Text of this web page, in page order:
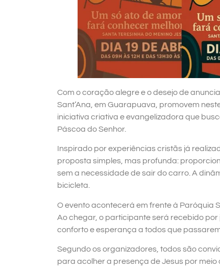
Com o coração alegre e o desejo de
Sant’Ana, em Guarapuava, promovem
iniciativa criativa e evangelizadora que
Páscoa do Senhor.
Inspirado por experiências cristãs já
proposta simples, mas profunda:
sem a necessidade de sair do carro. A
bicicleta.
O evento acontecerá em frente à Paróquia
Ao chegar, o participante será recebido
conforto e esperança a todos que passarem
Segundo os organizadores, todos são
para acolher a presença de Jesus por meio